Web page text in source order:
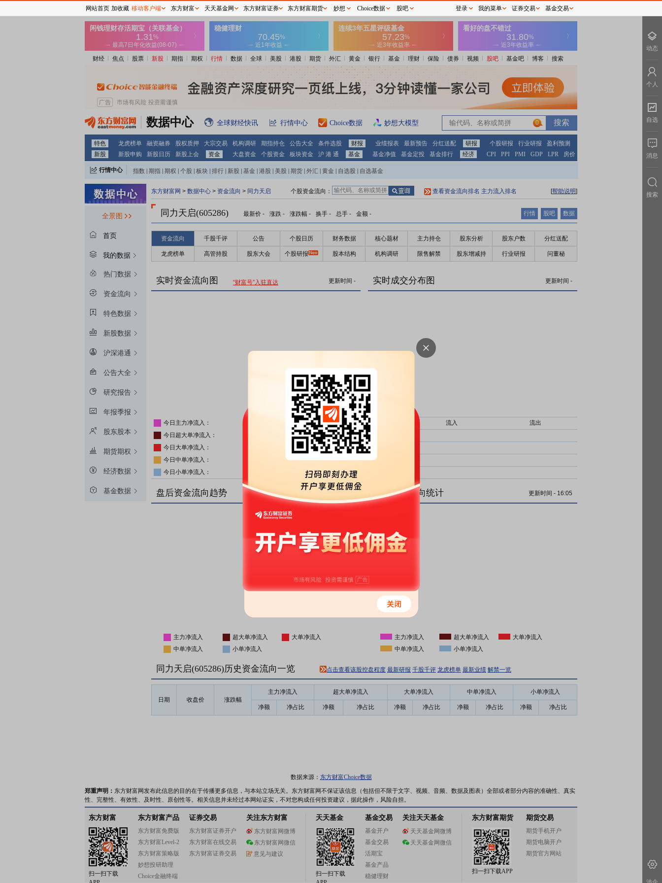
财经 焦点 股票 新股 期指 期权 行情 数据 全球 美股 港股 期货 外汇 黄金 银行 基金 理财 保险 债券 视频 股吧 基金吧 博客 搜索
数据中心 全球财经快讯 行情中心 Choice数据 妙想大模型 0
特色 龙虎榜单 融资融券 股权质押 大宗交易 机构调研 期指持仓 公告大全 条件选股 财报 业绩报表 最新预告 分红送配 研报 个股研报 行业研报
盈利预测
新股
新股申购 新股日历 新股上会 资金 大盘资金 个股资金 板块资金 沪 港 通 基金 基金净值 基金定投 基金排行 经济 CPI PPI PMI GDP LPR 房价
行情中心 指数 期指 期权 个股 板块 排行 新股 基金 港股 美股 期货 外汇 黄金 自选股 自选基金
全景图
首页
我的数据
热门数据
资金流向
特色数据
新股数据
沪深港通
公告大全
研究报告
年报季报
股东股本
期货期权
经济数据
基金数据
东方财富网 > 数据中心 > 资金流向 > 同力天启 个股资金流向： 查看资金流向排名 主力流入排名 [帮助说明]
同力天启(605286) 最新价 - 涨跌 - 涨跌幅 - 换手 - 总手 - 金额 - 行情 股吧 数据
资金流向 千股千评 公告 个股日历 财务数据 核心题材 主力持仓 股东分析 股东户数 分红送配
龙虎榜单 高管持股 股东大会 个股研报 股本结构 机构调研 限售解禁 股东增减持 行业研报 问董秘
实时资金流向图 “财富号”入驻直达 更新时间 -
今日主力净流入：
主力净比：
今日超大单净流入：
超大单净比：
今日大单净流入：
大单净比：
今日中单净流入：
中单净比：
今日小单净流入：
实时成交分布图 更新时间 -
流入
流出
盘后资金流向趋势
主力净流入 超大单净流入
大单净流入
中单净流入
小单净流入
盘后资金流向统计 更新时间 - 16:05
主力净流入 超大单净流入
大单净流入
中单净流入
小单净流入
同力天启(605286)历史资金流向一览 点击查看该股控盘程度 最新研报 千股千评 龙虎榜单 最新业绩 解禁一览
日期 收盘价 涨跌幅
主力净流入 超大单净流入 大单净流入 中单净流入 小单净流入
净额 净占比 净额 净占比 净额 净占比 净额 净占比 净额 净占比
数据来源： 东方财富Choice数据
郑重声明： 东方财富网发布此信息的目的在于传播更多信息，与本站立场无关。东方财富网不保证该信息（包括但不限于文字、视频、音频、数据及图表）全部或者部分内容的准确性、真实
性、完整性、有效性、及时性、原创性等。相关信息并未经过本网站证实，不对您构成任何投资建议，据此操作，风险自担。
东方财富
扫一扫下载
东方财富产品
东方财富免费版
东方财富Level-2
东方财富策略版
妙想投研助理
Choice金融终端
证券交易
东方财富证券开户
东方财富在线交易
东方财富证券交易
关注东方财富
东方财富网微博
东方财富网微信
意见与建议
天天基金
扫一扫下载
基金交易
基金开户
基金交易
活期宝
基金产品
稳健理财
关注天天基金
天天基金网微博
天天基金网微信
东方财富期货
扫一扫下载APP
期货交易
期货手机开户
期货电脑开户
期货官方网站
网站首页 加收藏 移动客户端 东方财富 天天基金网 东方财富证券 东方财富期货 妙想 Choice数据 股吧 登录 我的菜单 证券交易 基金交易
动态
个人
自选
消息
搜索